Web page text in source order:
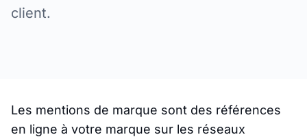
client.
Les mentions de marque sont des références
en ligne à votre marque sur les réseaux